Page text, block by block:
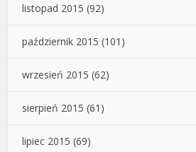
listopad 2015 (92)
październik 2015 (101)
wrzesień 2015 (62)
sierpień 2015 (61)
lipiec 2015 (69)